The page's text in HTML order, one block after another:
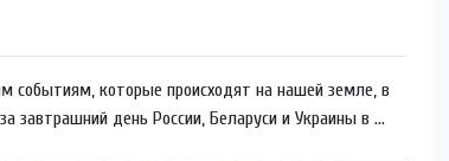
событиям, которые происходят на нашей земле, в
завтрашний день России, Беларуси и Украины в ...